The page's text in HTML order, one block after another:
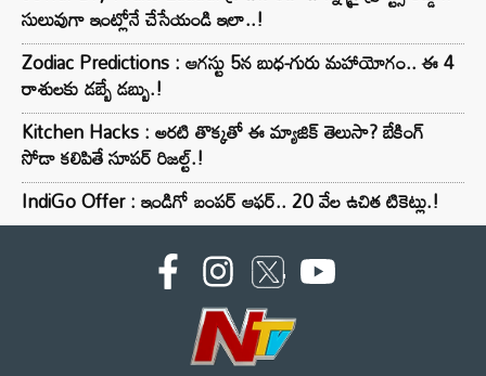
సులువుగా ఇంట్లోనే చేసేయండి ఇలా..!
Zodiac Predictions : ఆగస్టు 5న బుధ-గురు మహాయోగం.. ఈ 4
రాశులకు డబ్బే డబ్బు.!
Kitchen Hacks : అరటి తొక్కతో ఈ మ్యాజిక్ తెలుసా? బేకింగ్
సోడా కలిపితే సూపర్ రిజల్ట్.!
IndiGo Offer : ఇండిగో బంపర్ ఆఫర్.. 20 వేల ఉచిత టికెట్లు.!